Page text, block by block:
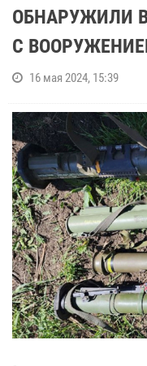
ОБНАРУЖИЛИ
С
16 мая 2024, 15:39